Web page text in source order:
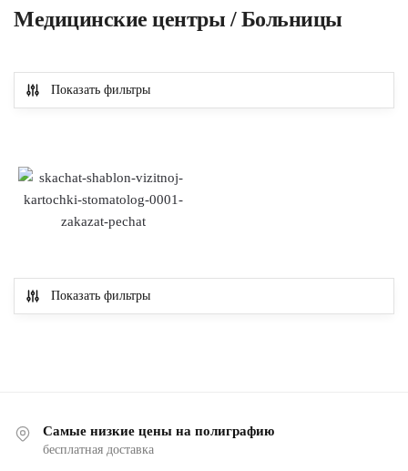
Медицинские центры / Больницы
Показать фильтры
Показать фильтры
Самые низкие цены на полиграфию
бесплатная доставка